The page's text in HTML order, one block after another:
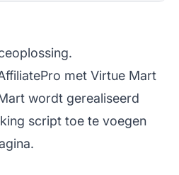
met Virtue Mart
wordt gerealiseerd
script toe te voegen